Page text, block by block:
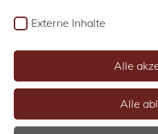
Externe Inhalte
Alle
Alle